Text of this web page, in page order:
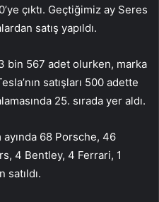
çıktı. Geçtiğimiz ay Seres
satış yapıldı.
bin 567 adet olurken, marka
satışları 500 adette
25. sırada yer aldı.
68 Porsche, 46
4 Bentley, 4 Ferrari, 1